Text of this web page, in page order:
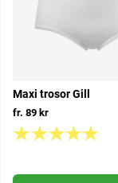
Maxi trosor Gill
fr. 89 kr